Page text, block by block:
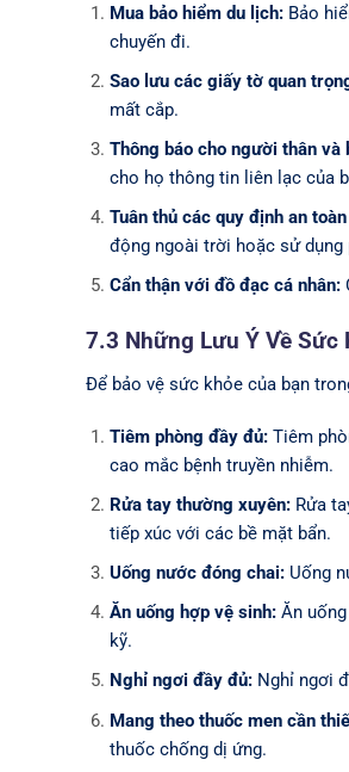
Mua bảo hiểm du lịch:Bảo
chuyến đi.
Sao lưu các giấy tờ quan
mất cắp.
Thông báo cho người thân
cho họ thông tin liên lạc của
Tuân thủ các quy định an
động ngoài trời hoặc sử
Cẩn thận với đồ đạc cá nhân:
7.3 Những Lưu Ý Về Sức
Để bảo vệ sức khỏe của bạn
Tiêm phòng đầy đủ:Tiêm
cao mắc bệnh truyền nhiễm.
Rửa tay thường xuyên:Rửa
tiếp xúc với các bề mặt bẩn.
Uống nước đóng chai:Uống
Ăn uống hợp vệ sinh:Ăn uống
kỹ.
Nghỉ ngơi đầy đủ:Nghỉ ngơi
Mang theo thuốc men cần
thuốc chống dị ứng.